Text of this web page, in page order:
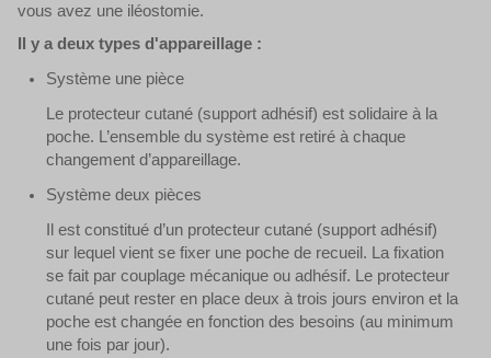
vous avez une iléostomie.
Il y a deux types d'appareillage :
Système une pièce
Le protecteur cutané (support adhésif) est solidaire à la
poche. L’ensemble du système est retiré à chaque
changement d’appareillage.
Système deux pièces
Il est constitué d’un protecteur cutané (support adhésif)
sur lequel vient se fixer une poche de recueil. La fixation
se fait par couplage mécanique ou adhésif. Le protecteur
cutané peut rester en place deux à trois jours environ et la
poche est changée en fonction des besoins (au minimum
une fois par jour).